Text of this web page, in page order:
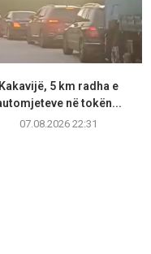
Kakavijë, 5 km radha e
në tokën...
07.08.2026 22:31